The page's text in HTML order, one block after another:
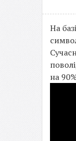
На
на